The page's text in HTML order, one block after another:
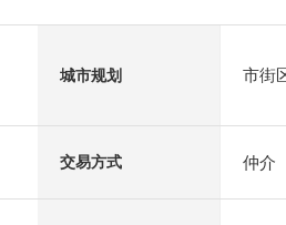
城市规划 市街
交易方式 仲介